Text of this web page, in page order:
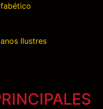
Ilustres